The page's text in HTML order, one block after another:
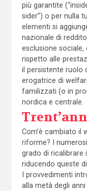
più garantite
sider”) o per nulla
elementi si
nazionale di
esclusione sociale,
rispetto alle
il persistente ruolo
erogatrice di
familizzati (o in
nordica e centrale.
Com’è cambiato il
riforme? I
grado di ricalibrare
riducendo queste
I provvedimenti
alla metà degli